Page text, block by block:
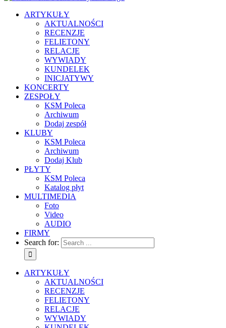
ARTYKUŁY
AKTUALNOŚCI
RECENZJE
FELIETONY
RELACJE
WYWIADY
KUNDELEK
INICJATYWY
KONCERTY
ZESPOŁY
KSM Poleca
Archiwum
Dodaj zespół
KLUBY
KSM Poleca
Archiwum
Dodaj Klub
PŁYTY
KSM Poleca
Katalog płyt
MULTIMEDIA
Foto
Video
AUDIO
FIRMY
Search for:
ARTYKUŁY
AKTUALNOŚCI
RECENZJE
FELIETONY
RELACJE
WYWIADY